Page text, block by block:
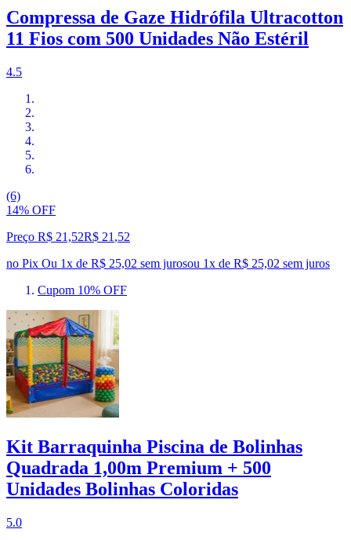
Compressa de Gaze Hidrófila Ultracotton
11 Fios com 500 Unidades Não Estéril
4.5
(6)
14% OFF
Preço R$ 21,52R$ 21 ,52
no Pix Ou 1x de R$ 25,02 sem jurosou 1x de R$ 25,02 sem juros
Cupom 10% OFF
Kit Barraquinha Piscina de Bolinhas
Quadrada 1,00m Premium + 500
Unidades Bolinhas Coloridas
5.0